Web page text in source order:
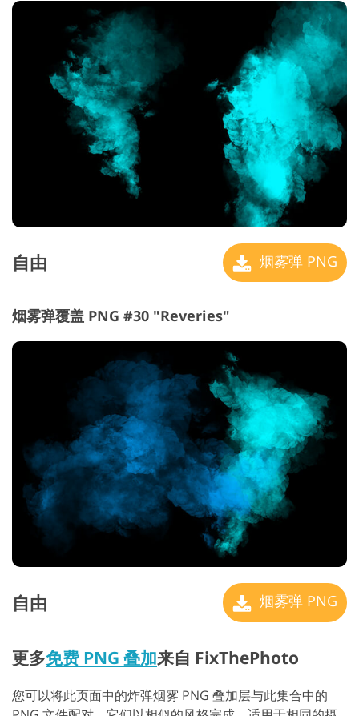
自由 烟雾弹 PNG
烟雾弹覆盖 PNG #30 "Reveries"
自由 烟雾弹 PNG
更多免费 PNG 叠加来自 FixThePhoto
您可以将此页面中的炸弹烟雾 PNG 叠加层与此集合中的